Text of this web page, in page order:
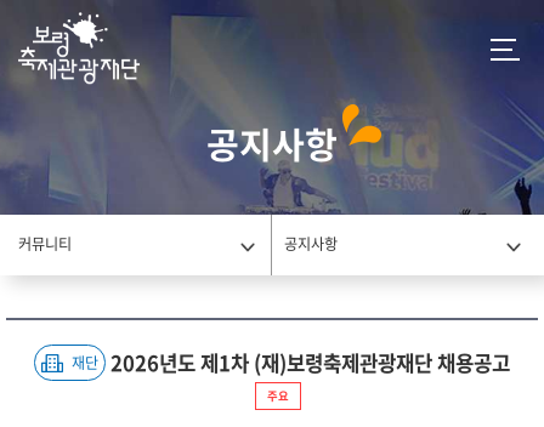
공지사항
커뮤니티 공지사항
재단 2026년도 제1차 (재)보령축제관광재단 채용공고
주요